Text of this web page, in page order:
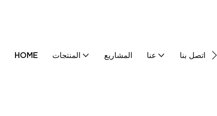
HOME المنتجات المشاريع عنا اتصل بنا